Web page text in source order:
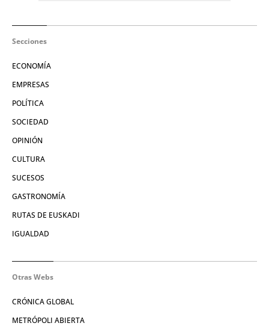
Secciones
ECONOMÍA
EMPRESAS
POLÍTICA
SOCIEDAD
OPINIÓN
CULTURA
SUCESOS
GASTRONOMÍA
RUTAS DE EUSKADI
IGUALDAD
Otras Webs
CRÓNICA GLOBAL
METRÓPOLI ABIERTA